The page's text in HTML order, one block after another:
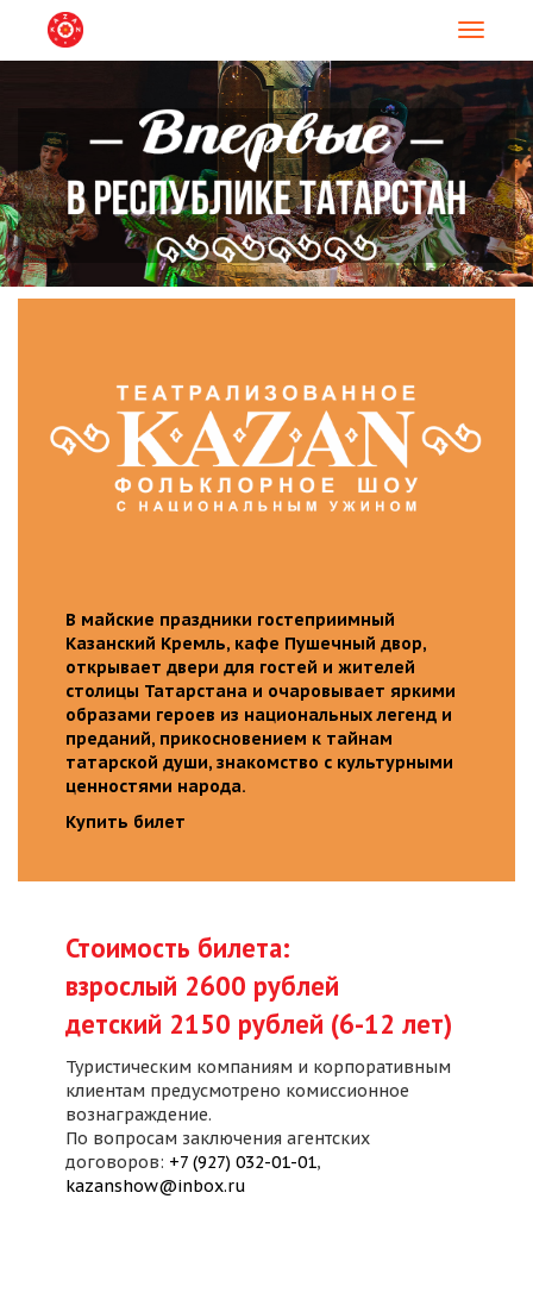
В майские праздники гостеприимный
Казанский Кремль, кафе Пушечный двор,
открывает двери для гостей и жителей
столицы Татарстана и очаровывает яркими
образами героев из национальных легенд и
преданий, прикосновением к тайнам
татарской души, знакомство с культурными
ценностями народа.
Купить билет
Стоимость билета:
взрослый 2600 рублей
детский 2150 рублей (6-12 лет)
Туристическим компаниям и корпоративным
клиентам предусмотрено комиссионное
вознаграждение.
По вопросам заключения агентских
договоров: +7 (927) 032-01-01,
kazanshow@inbox.ru